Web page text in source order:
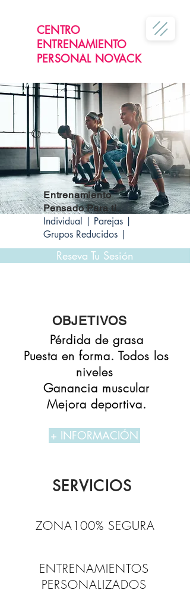
CENTRO
ENTRENAMIENTO
PERSONAL NOVACK
Entrenamiento
Pensado Para ti.
Individual | Parejas |
Grupos Reducidos |
Reseva Tu Sesión
OBJETIVOS
Pérdida de grasa
Puesta en forma. Todos los
niveles
Ganancia muscular
Mejora deportiva.
+ INFORMACIÓN
SERVICIOS
ZONA100% SEGURA
ENTRENAMIENTOS
PERSONALIZADOS